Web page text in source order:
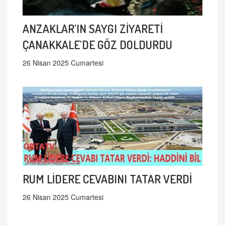
ANZAKLAR'IN SAYGI ZİYARETİ
ÇANAKKALE'DE GÖZ DOLDURDU
26 Nisan 2025 Cumartesi
RUM LİDERE CEVABINI TATAR VERDİ
26 Nisan 2025 Cumartesi